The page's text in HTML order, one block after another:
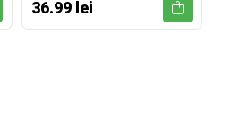
36.99 lei